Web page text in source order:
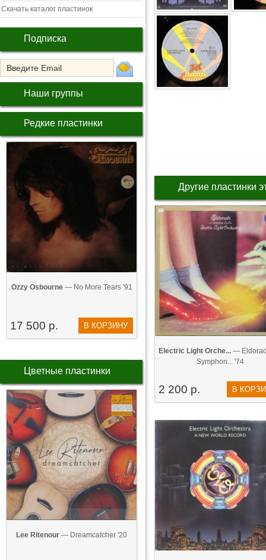
Скачать каталог пластинок
Подписка
Наши группы
Редкие пластинки
Ozzy Osbourne— No More Tears '91
17 500 р. В КОРЗИНУ
Цветные пластинки
Lee Ritenour — Dreamcatcher '20
Другие пластинки
Electric Light Orche... —
Symphon... '74
2 200 р. В